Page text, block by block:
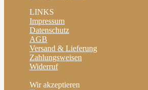
LINKS
Impressum
Datenschutz
AGB
Versand & Lieferung
Zahlungsweisen
Widerruf
Wir akzeptieren